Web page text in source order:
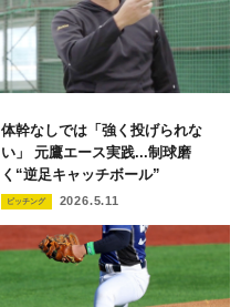
体幹なしでは「強く投げられな
い」 元鷹エース実践...制球磨
く“逆足キャッチボール”
ピッチング 2026.5.11